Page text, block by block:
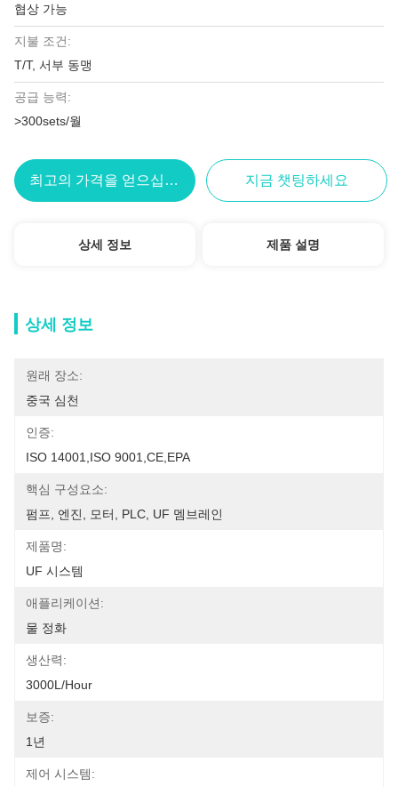
협상 가능
지불 조건:
T/T, 서부 동맹
공급 능력:
>300sets/월
최고의 가격을 얻으십시오 지금 챗팅하세요
상세 정보 제품 설명
상세 정보
원래 장소:
중국 심천
인증:
ISO 14001,ISO 9001,CE,EPA
핵심 구성요소:
펌프, 엔진, 모터, PLC, UF 멤브레인
제품명:
UF 시스템
애플리케이션:
물 정화
생산력:
3000L/Hour
보증:
1년
제어 시스템: